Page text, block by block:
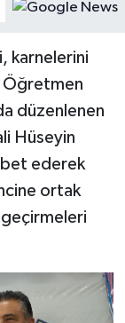
karnelerini
Öğretmen
düzenlenen
Hüseyin
ederek
ortak
geçirmeleri